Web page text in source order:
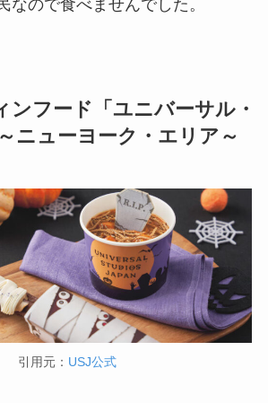
なので食べませんでした。
ンフード「ユニバーサル・
ニューヨーク・エリア～
引用元： USJ公式